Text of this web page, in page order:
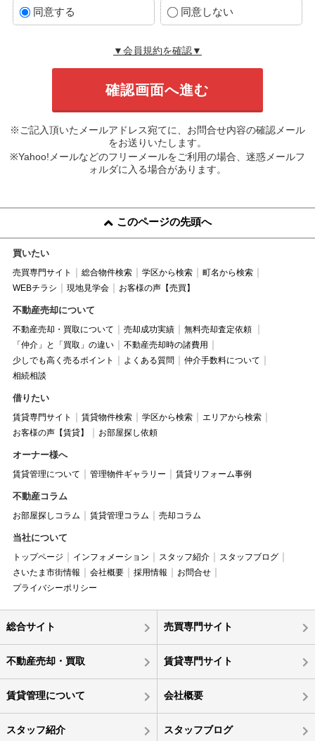
同意する 同意しない
▼会員規約を確認▼
※ご記入頂いたメールアドレス宛てに、お問合せ内容の確認メール
をお送りいたします。
※Yahoo!メールなどのフリーメールをご利用の場合、迷惑メールフ
ォルダに入る場合があります。
このページの先頭へ
買いたい
売買専門サイト 総合物件検索 学区から検索
町名から検索
WEBチラシ
現地見学会 お客様の声【売買】
不動産売却について
不動産売却・買取について 売却成功実績
無料売却査定依頼
「仲介」と「買取」の違い
不動産売却時の諸費用
少しでも高く売るポイント
よくある質問
仲介手数料について
相続相談
借りたい
賃貸専門サイト 賃貸物件検索 学区から検索
エリアから検索
お客様の声【賃貸】
お部屋探し依頼
オーナー様へ
賃貸管理について 管理物件ギャラリー 賃貸リフォーム事例
不動産コラム
お部屋探しコラム 賃貸管理コラム 売却コラム
当社について
トップページ インフォメーション スタッフ紹介
スタッフブログ
さいたま市街情報
会社概要 採用情報
お問合せ
プライバシーポリシー
総合サイト 売買専門サイト
不動産売却・買取 賃貸専門サイト
賃貸管理について 会社概要
スタッフ紹介 スタッフブログ